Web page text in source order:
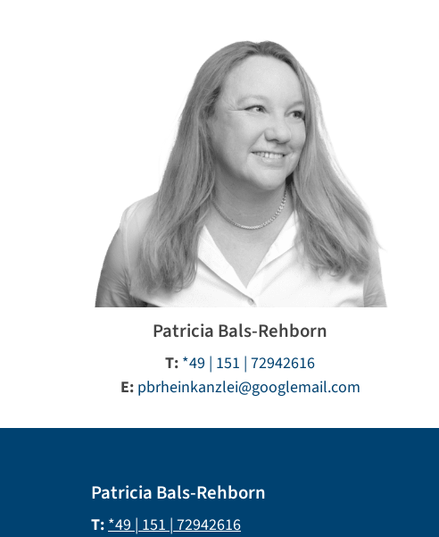
Patricia Bals-Rehborn
T: *49 | 151 | 72942616
E: pbrheinkanzlei@googlemail.com
Patricia Bals-Rehborn
T: *49 | 151 | 72942616